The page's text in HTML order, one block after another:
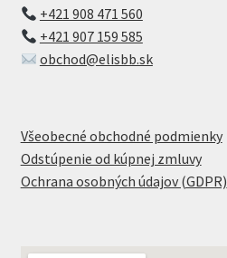
+421 908 471 560
+421 907 159 585
obchod@elisbb.sk
Všeobecné obchodné podmienky
Odstúpenie od kúpnej zmluvy
Ochrana osobných údajov (GDPR)